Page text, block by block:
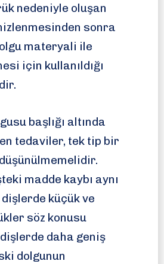
nedeniyle oluşan
sonra
materyali ile
için kullanıldığı
başlığı altında
tedaviler, tek tip bir
madde kaybı aynı
dişlerde küçük ve
söz konusu
daha geniş
dolgunun